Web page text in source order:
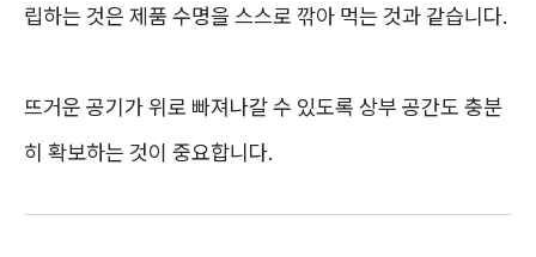
립하는 것은 제품 수명을 스스로 깎아 먹는 것과 같습니다.
뜨거운 공기가 위로 빠져나갈 수 있도록 상부 공간도 충분
히 확보하는 것이 중요합니다.